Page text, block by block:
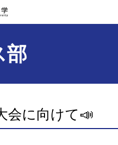
部
会に向けて📣